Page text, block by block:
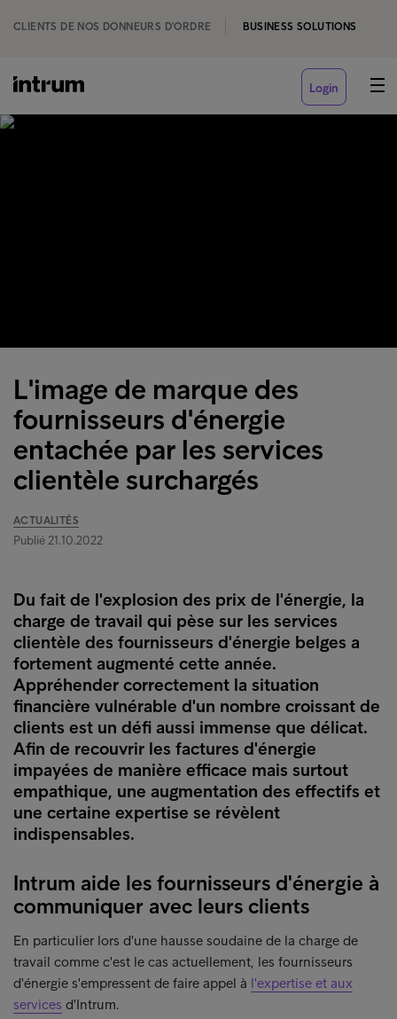
CLIENTS DE NOS DONNEURS D'ORDRE BUSINESS SOLUTIONS
Login
L'image de marque des
fournisseurs d'énergie
entachée par les services
clientèle surchargés
ACTUALITÉS
Publié 21.10.2022
Du fait de l'explosion des prix de l'énergie, la
charge de travail qui pèse sur les services
clientèle des fournisseurs d'énergie belges a
fortement augmenté cette année.
Appréhender correctement la situation
financière vulnérable d'un nombre croissant de
clients est un défi aussi immense que délicat.
Afin de recouvrir les factures d'énergie
impayées de manière efficace mais surtout
empathique, une augmentation des effectifs et
une certaine expertise se révèlent
indispensables.
Intrum aide les fournisseurs d'énergie à
communiquer avec leurs clients
En particulier lors d'une hausse soudaine de la charge de
travail comme c'est le cas actuellement, les fournisseurs
d'énergie s'empressent de faire appel à l'expertise et aux
services d'Intrum.